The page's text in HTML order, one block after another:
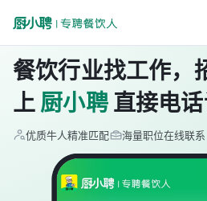
餐饮行业找工作，
上 厨小聘 直接电话
优质牛人精准匹配 海量职位在线联系